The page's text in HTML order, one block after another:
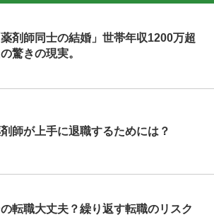
薬剤師同士の結婚」世帯年収1200万超
驚きの現実。
師が上手に退職するためには？
転職大丈夫？繰り返す転職のリスク